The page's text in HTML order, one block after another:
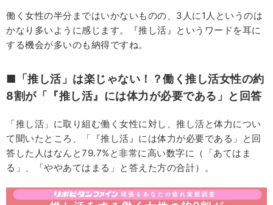
働く女性の半分まではいかないものの、3人に1人というのは
かなり多いように感じます。『推し活』というワードを耳に
する機会が多いのも納得ですね。
■「推し活」は楽じゃない！？働く推し活女性の約
8割が「『推し活』には体力が必要である」と回答
「推し活」に取り組む働く女性に対し、推し活と体力につい
て聞いたところ、「『推し活』には体力が必要である」と回
答した人はなんと79.7%と非常に高い数字に（「あてはま
る」、「ややあてはまる」と答えた方の合計）。